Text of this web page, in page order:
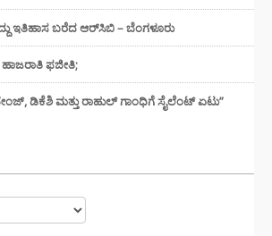
ಇತಿಹಾಸ ಬರೆದ ಆರ್‌ಸಿಬಿ – ಬೆಂಗಳೂರು
ಫಜೀತಿ;
ಡಿಕೆಶಿ ಮತ್ತು ರಾಹುಲ್‌ ಗಾಂಧಿಗೆ ಸೈಲೆಂಟ್ ಏಟು”